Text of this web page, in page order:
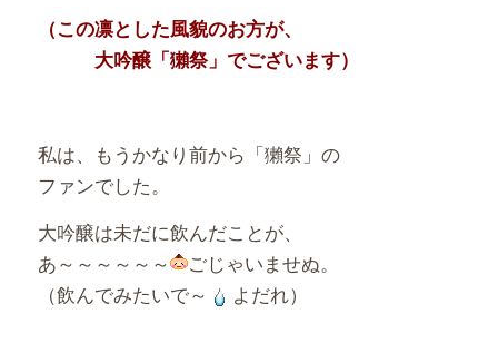
（この凛とした風貌のお方が、
大吟醸「獺祭」でございます）
私は、もうかなり前から「獺祭」の
ファンでした。
大吟醸は未だに飲んだことが、
あ～～～～～～
ごじゃいませぬ。
（飲んでみたいで～
よだれ）